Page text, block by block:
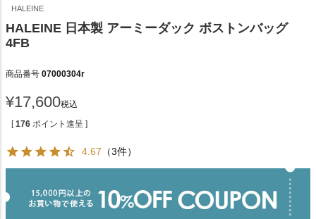
HALEINE
HALEINE 日本製 アーミーダック ボストンバッグ
4FB
商品番号 07000304r
¥17,600税込
[ 176 ポイント進呈 ]
4.67 （3件）